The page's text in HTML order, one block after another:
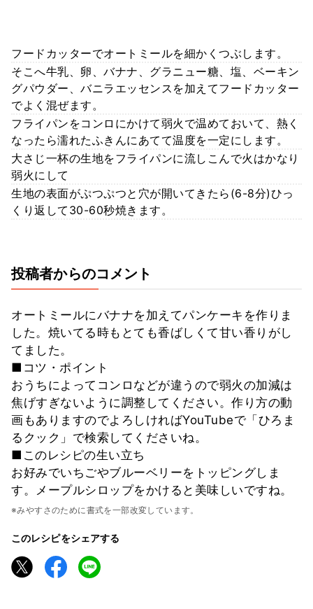
フードカッターでオートミールを細かくつぶします。
そこへ牛乳、卵、バナナ、グラニュー糖、塩、ベーキン
グパウダー、バニラエッセンスを加えてフードカッター
でよく混ぜます。
フライパンをコンロにかけて弱火で温めておいて、熱く
なったら濡れたふきんにあてて温度を一定にします。
大さじ一杯の生地をフライパンに流しこんで火はかなり
弱火にして
生地の表面がぷつぷつと穴が開いてきたら(6-8分)ひっ
くり返して30-60秒焼きます。
投稿者からのコメント
オートミールにバナナを加えてパンケーキを作りま
した。焼いてる時もとても香ばしくて甘い香りがし
てました。
■コツ・ポイント
おうちによってコンロなどが違うので弱火の加減は
焦げすぎないように調整してください。作り方の動
画もありますのでよろしければYouTubeで「ひろま
るクック」で検索してくださいね。
■このレシピの生い立ち
お好みでいちごやブルーベリーをトッピングしま
す。メープルシロップをかけると美味しいですね。
※みやすさのために書式を一部改変しています。
このレシピをシェアする